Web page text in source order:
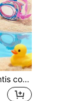
Óculos de Natação Infantis com Desenhos Animados, Adequados para Rapazes e Raparigas de 2-8 Anos - Anti-Embaçamento, À Prova de Água, Proteção UV, Silicone Macio, Regresso às Aulas